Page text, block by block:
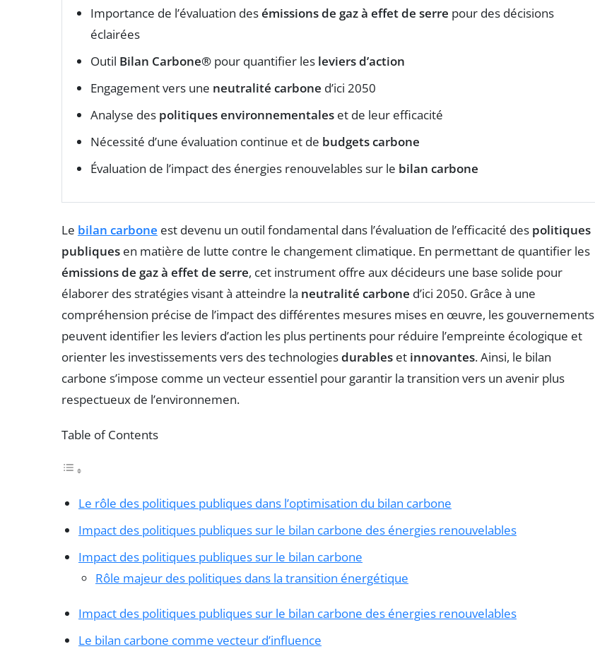
Importance de l’évaluation desémissions de gaz à effet de serre pour des décisions
éclairées
Outil Bilan Carbone® pour quantifier les leviers d’action
Engagement vers une neutralité carbone d’ici 2050
Analyse des politiques environnementales et de leur efficacité
Nécessité d’une évaluation continue et de budgets carbone
Évaluation de l’impact des énergies renouvelables sur le bilan carbone
Le bilan carbone est devenu un outil fondamental dans l’évaluation de l’efficacité des politiques
publiques en matière de lutte contre le changement climatique. En permettant de quantifier les
émissions de gaz à effet de serre, cet instrument offre aux décideurs une base solide pour
élaborer des stratégies visant à atteindre la neutralité carbone d’ici 2050. Grâce à une
compréhension précise de l’impact des différentes mesures mises en œuvre, les gouvernements
peuvent identifier les leviers d’action les plus pertinents pour réduire l’empreinte écologique et
orienter les investissements vers des technologiesdurables et innovantes. Ainsi, le bilan
carbone s’impose comme un vecteur essentiel pour garantir la transition vers un avenir plus
respectueux de l’environnemen.
Table of Contents
Le rôle des politiques publiques dans l’optimisation du bilan carbone
Impact des politiques publiques sur le bilan carbone des énergies renouvelables
Impact des politiques publiques sur le bilan carbone
Rôle majeur des politiques dans la transition énergétique
Impact des politiques publiques sur le bilan carbone des énergies renouvelables
Le bilan carbone comme vecteur d’influence